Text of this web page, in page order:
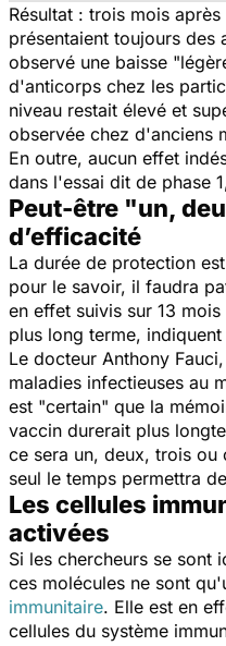
Résultat : trois mois
présentaient toujours
observé une baisse "
d'anticorps chez les
niveau restait élevé et
observée chez d'anciens
En outre, aucun effet
dans l'essai dit de phase
Peut-être "un,
d’efficacité
La durée de protection
pour le savoir, il faudra
en effet suivis sur 13
plus long terme, indiquent
Le docteur Anthony
maladies infectieuses au
est "certain" que la
vaccin durerait plus
ce sera un, deux, trois ou
seul le temps permettra
Les cellules
activées
Si les chercheurs se sont
ces molécules ne sont
immunitaire. Elle est en
cellules du système